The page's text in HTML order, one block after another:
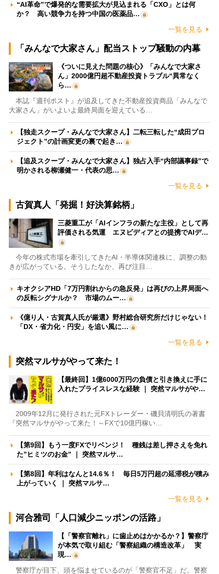
“AI革命”で爆発的な需要拡大が見込まれる「CXO」とは何
か？ 高い競争力を持つ中国の医薬品…
一覧を見る
「みんなで大家さん」配当ストップ騒動の内幕
《ついに見えた問題の核心》「みんなで大家さ
ん」2000億円超不動産投資トラブル“異常なく
ら…
本誌『週刊ポスト』が追及してきた不動産投資商品「みんなで
大家さん」がいよいよ最終局面を迎えている…
【独走スクープ・みんなで大家さん】二転三転した“成田プロ
ジェクト”の計画変更の裏で起き…
【追及スクープ・みんなで大家さん】独占入手“内部議事録”で
明かされる柳瀬健一・代表の思…
一覧を見る
古賀真人「発掘！好決算銘柄」
三菱重工が「AIインフラの新たな主役」として再
評価される気運 エヌビディアとの提携でAIデ…
今年の株式市場を牽引してきたAI・半導体関連株に、調整の動
きが広がっている。そうしたなか、再び注目…
キオクシアHD「7万円割れからの急反発」は再びの上昇局面へ
の反転シグナルか？ 市場のムー…
《億り人・古賀真人氏が厳選》野村総合研究所だけじゃない！
「DX・省力化・円安」を追い風に…
一覧を見る
突然マルサがやって来た！
【最終回】1億6000万円の負債と引き換えに手に
入れたプライスレスな経験 ｜ 突然マルサがや…
2009年12月に発行された元FXトレーダー・磯貝清明氏の著書
『突然マルサがやって来た！～FXで10億円稼い…
【第9回】もう一度FXでリベンジ！ 種銭は差し押さえを免れ
た”ヒミツのお金” ｜ 突然マルサ…
【第8回】年利はなんと14.6％！ 毎日5万円超の延滞税が積み
上がっていく ｜ 突然マルサ…
一覧を見る
河合雅司「人口減少ニッポンの活路」
【「警察官離れ」に歯止めはかかるか？】警察庁
が本気で取り組む「警察組織の構造改革」 実
現…
警察庁が目下、頭を悩ませているのが「警察官不足」だ。警察